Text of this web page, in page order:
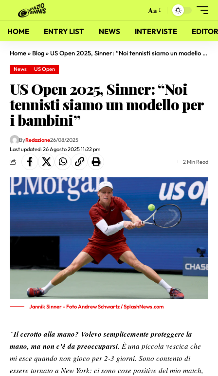
Aa
HOME ENTRY LIST NEWS INTERVISTE
Home» Blog»US Open 2025, Sinner: “Noi tennisti siamo un modello per i bambini”
News US Open
US Open 2025, Sinner: “Noi
tennisti siamo un modello per
i bambini”
Last updated: 26 Agosto 2025 11:22 pm
ByRedazione26/08/2025
2 Min Read
Jannik Sinner - Foto Andrew Schwartz / SplashNews.com
“Il cerotto alla mano? Volevo semplicemente proteggere la
mano, ma non c’è da preoccuparsi. È una piccola vescica che
mi esce quando non gioco per 2-3 giorni. Sono contento di
essere tornato a New York: ci sono cose positive del mio match,